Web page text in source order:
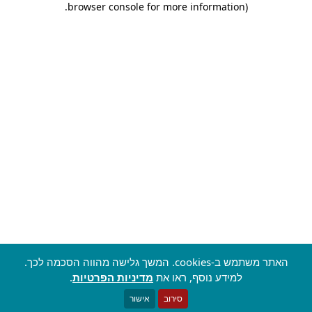
browser console for more information)
.
האתר משתמש ב-cookies. המשך גלישה מהווה הסכמה לכך.
למידע נוסף, ראו את מדיניות הפרטיות.
סירוב אישור